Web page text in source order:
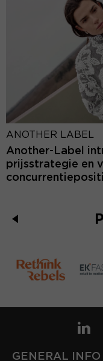
ANOTHER LABEL
Another-Label
prijsstrategie en
GENERAL INFO